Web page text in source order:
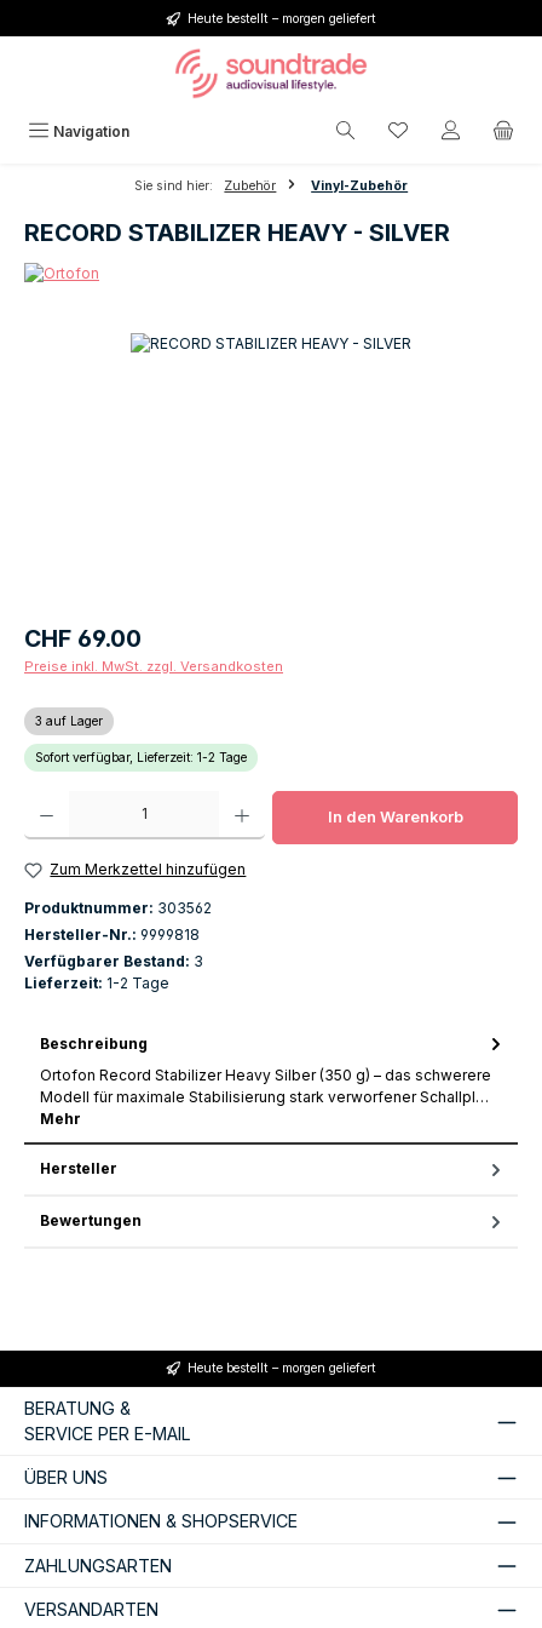
Zum Hauptinhalt springenHeute bestellt – morgen geliefert
Navigation Du hast 0
Sie sind hier: Zubehör Vinyl-Zubehör
RECORD STABILIZER HEAVY - SILVER
Bildergalerie überspringen
Regulärer Preis:
CHF 69.00
Preise inkl. MwSt. zzgl. Versandkosten
3 auf Lager
Sofort verfügbar, Lieferzeit: 1-2 Tage
Produkt Anzahl: Gib den gewünschten Wert ein oder benutze die
In den Warenkorb
Zum Merkzettel hinzufügen
Produktnummer: 303562
Hersteller-Nr.: 9999818
Verfügbarer Bestand: 3
Lieferzeit: 1-2 Tage
Beschreibung
Ortofon Record Stabilizer Heavy Silber (350 g) – das schwerere
Modell für maximale Stabilisierung stark verworfener Schallpl…
Mehr
Hersteller
Bewertungen
Heute bestellt – morgen geliefert
BERATUNG &
SERVICE PER E-MAIL
ÜBER UNS
INFORMATIONEN & SHOPSERVICE
ZAHLUNGSARTEN
VERSANDARTEN